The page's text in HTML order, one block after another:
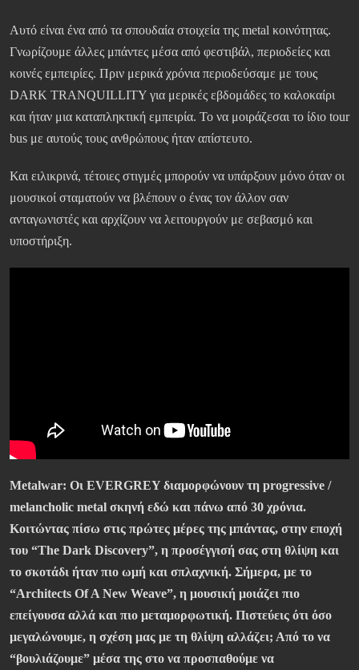
Αυτό είναι ένα από τα σπουδαία στοιχεία της metal κοινότητας.
Γνωρίζουμε άλλες μπάντες μέσα από φεστιβάλ, περιοδείες και
κοινές εμπειρίες. Πριν μερικά χρόνια περιοδεύσαμε με τους
DARK TRANQUILLITY για μερικές εβδομάδες το καλοκαίρι
και ήταν μια καταπληκτική εμπειρία. Το να μοιράζεσαι το ίδιο tour
bus με αυτούς τους ανθρώπους ήταν απίστευτο.
Και ειλικρινά, τέτοιες στιγμές μπορούν να υπάρξουν μόνο όταν οι
μουσικοί σταματούν να βλέπουν ο ένας τον άλλον σαν
ανταγωνιστές και αρχίζουν να λειτουργούν με σεβασμό και
υποστήριξη.
Metalwar: Οι EVERGREY διαμορφώνουν τη progressive /
melancholic metal σκηνή εδώ και πάνω από 30 χρόνια.
Κοιτώντας πίσω στις πρώτες μέρες της μπάντας, στην εποχή
του “The Dark Discovery”, η προσέγγισή σας στη θλίψη και
το σκοτάδι ήταν πιο ωμή και σπλαχνική. Σήμερα, με το
“Architects Of A New Weave”, η μουσική μοιάζει πιο
επείγουσα αλλά και πιο μεταμορφωτική. Πιστεύεις ότι όσο
μεγαλώνουμε, η σχέση μας με τη θλίψη αλλάζει; Από το να
“βουλιάζουμε” μέσα της στο να προσπαθούμε να